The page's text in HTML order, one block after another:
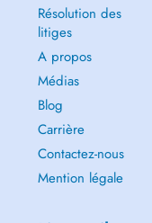
Résolution des
litiges
A propos
Médias
Blog
Carrière
Contactez-nous
Mention légale